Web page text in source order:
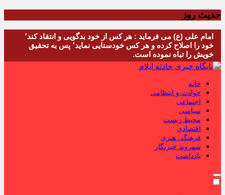
حدیث روز
امام علی (ع) می فرماید : هر کس از خود بدگویی و انتقاد کند٬
خود را اصلاح کرده و هر کس خودستایی نماید٬ پس به تحقیق
خویش را تباه نموده است.
خانه
حوادث و انتظامی
اجتماعی
سیاسی
محیط زیست
اقتصادی
فرهنگی هنری
شهروند خبرنگار
یادداشت